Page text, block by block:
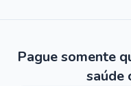
Pague somente
saúde